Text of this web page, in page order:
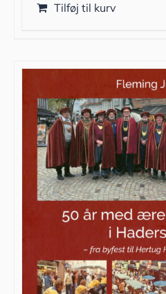
Tilføj til kurv